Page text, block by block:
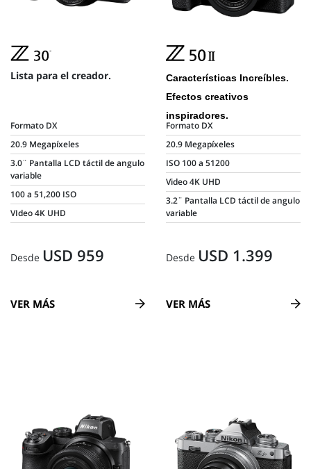
Lista para el creador.
Formato DX
20.9 Megapíxeles
3.0¨ Pantalla LCD táctil de angulo
variable
100 a 51,200 ISO
VIdeo 4K UHD
Desde USD 959
VER MÁS
Características Increíbles.
Efectos creativos
inspiradores.
Formato DX
20.9 Megapíxeles
ISO 100 a 51200
Video 4K UHD
3.2¨ Pantalla LCD táctil de angulo
variable
Desde USD 1.399
VER MÁS